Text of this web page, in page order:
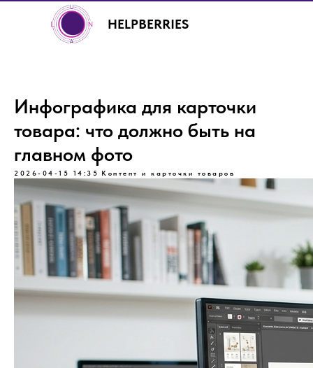
HELPBERRIES
+7 (499) 460-00-92
Инфографика для карточки
товара: что должно быть на
главном фото
2026-04-15 14:35 Контент и карточки товаров